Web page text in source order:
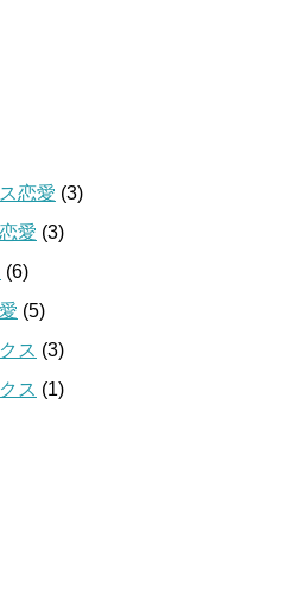
恋愛 (3)
愛 (3)
(6)
(5)
ス (3)
ス (1)